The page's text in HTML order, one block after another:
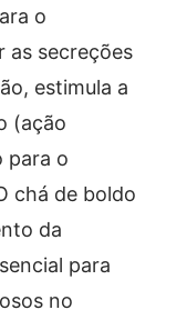
o
as secreções
estimula a
(ação
para o
chá de boldo
da
para
no